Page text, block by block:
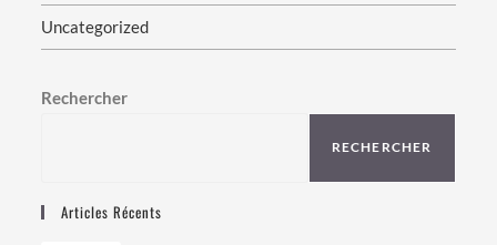
Uncategorized
Rechercher
RECHERCHER
Articles Récents